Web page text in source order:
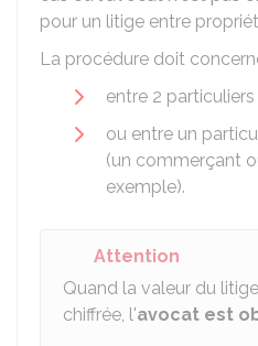
pour un litige entre
La procédure doit
entre 2 particuliers
ou entre un
(un commerçant
exemple).
Attention
Quand la valeur du
chiffrée, l'avocat est